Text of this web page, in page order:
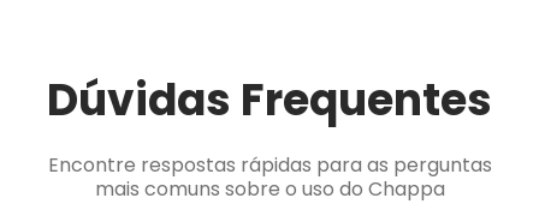
Dúvidas Frequentes
Encontre respostas rápidas para as perguntas
mais comuns sobre o uso do Chappa